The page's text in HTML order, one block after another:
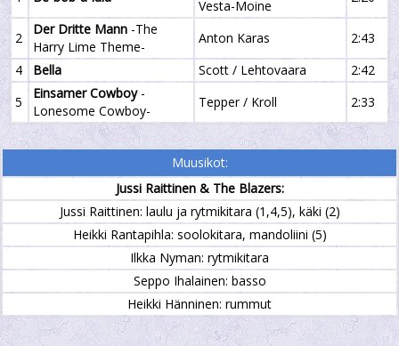
Vesta-Moine
2
Der Dritte Mann -The
Harry Lime Theme-
Anton Karas
2:43
4
Bella Scott / Lehtovaara
2:42
5
Einsamer Cowboy -
Lonesome Cowboy-
Tepper / Kroll 2:33
Muusikot:
Jussi Raittinen & The Blazers:
Jussi Raittinen: laulu ja rytmikitara (1,4,5), käki (2)
Heikki Rantapihla: soolokitara, mandoliini (5)
Ilkka Nyman: rytmikitara
Seppo Ihalainen: basso
Heikki Hänninen: rummut